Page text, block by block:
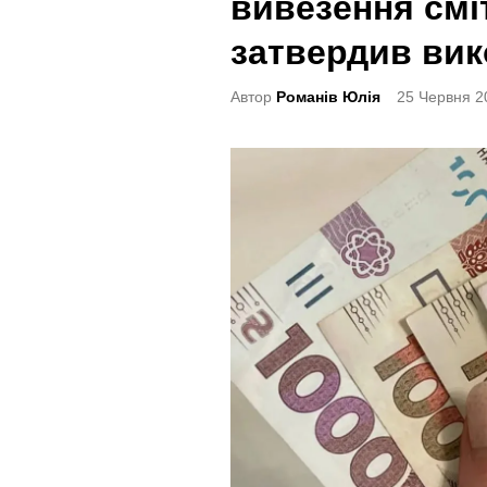
e
d
i
затвердив
Автор Романів Юлія 25 Червня